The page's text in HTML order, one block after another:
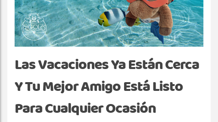
Las Vacaciones Ya Están Cerca
Y Tu Mejor Amigo Está Listo
Para Cualquier Ocasión